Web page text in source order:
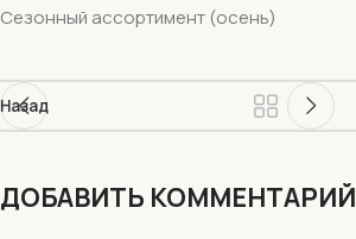
Сезонный ассортимент (осень)
Назад
ДОБАВИТЬ КОММЕНТАРИЙ